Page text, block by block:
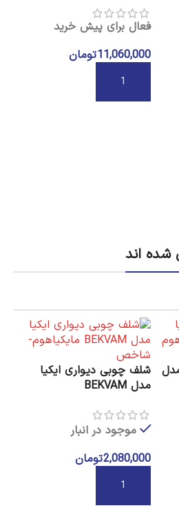
فعال برای پیش خرید
11,060,000تومان
افزودن به سبد خرید
شده اند
شلف چوبی دیواری ایکیا
مدل BEKVAM
موجود در انبار
2,080,000تومان
افزودن به سبد خرید